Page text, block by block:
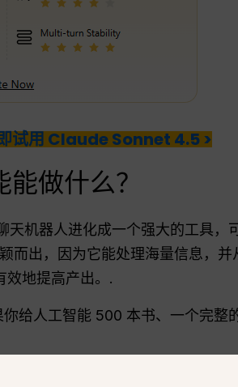
试用 Claude Sonnet 4.5 >
做什么？
机器人进化成一个强大的工具，
而出，因为它能处理海量信息，
效地提高产出。.
给人工智能 500 本书、一个完整
可处理多达 100 万个标记。.